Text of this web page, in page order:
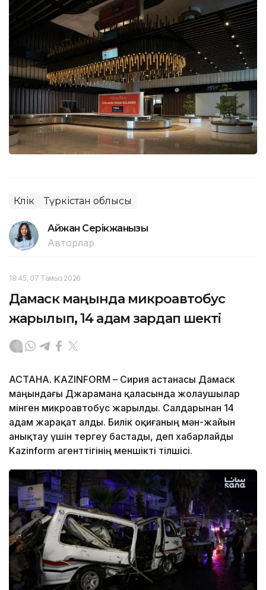
Көлік Түркістан облысы
Айжан Серікжанқызы
Авторлар
18:45, 07 Тамыз 2026
Дамаск маңында микроавтобус
жарылып, 14 адам зардап шекті
АСТАНА. KAZINFORM – Сирия астанасы Дамаск
маңындағы Джарамана қаласында жолаушылар
мінген микроавтобус жарылды. Салдарынан 14
адам жарақат алды. Билік оқиғаның мән-жайын
анықтау үшін тергеу бастады, деп хабарлайды
Kazinform агенттігінің меншікті тілшісі.